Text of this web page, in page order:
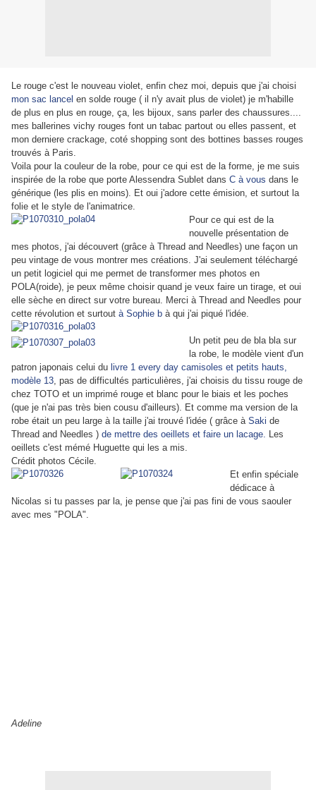
Le rouge c'est le nouveau violet, enfin chez moi, depuis que j'ai choisi
mon sac lancel en solde rouge ( il n'y avait plus de violet) je m'habille
de plus en plus en rouge, ça, les bijoux, sans parler des chaussures....
mes ballerines vichy rouges font un tabac partout ou elles passent, et
mon derniere crackage, coté shopping sont des bottines basses rouges
trouvés à Paris.
Voila pour la couleur de la robe, pour ce qui est de la forme, je me suis
inspirée de la robe que porte Alessendra Sublet dans C à vous dans le
générique (les plis en moins). Et oui j'adore cette émision, et surtout la
folie et le style de l'animatrice.
Pour ce qui est de la
nouvelle présentation de
mes photos, j'ai découvert (grâce à Thread and Needles) une façon un
peu vintage de vous montrer mes créations. J'ai seulement téléchargé
un petit logiciel qui me permet de transformer mes photos en
POLA(roide), je peux même choisir quand je veux faire un tirage, et oui
elle sèche en direct sur votre bureau. Merci à Thread and Needles pour
cette révolution et surtout à Sophie b à qui j'ai piqué l'idée.
Un petit peu de bla bla sur
la robe, le modèle vient d'un
patron japonais celui du livre 1 every day camisoles et petits hauts,
modèle 13, pas de difficultés particulières, j'ai choisis du tissu rouge de
chez TOTO et un imprimé rouge et blanc pour le biais et les poches
(que je n'ai pas très bien cousu d'ailleurs). Et comme ma version de la
robe était un peu large à la taille j'ai trouvé l'idée ( grâce à Saki de
Thread and Needles ) de mettre des oeillets et faire un lacage. Les
oeillets c'est mémé Huguette qui les a mis.
Crédit photos Cécile.
Et enfin spéciale
dédicace à
Nicolas si tu passes par la, je pense que j'ai pas fini de vous saouler
avec mes "POLA".
Adeline